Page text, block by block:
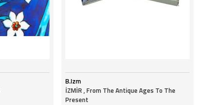
B.Izm
İZMİR , From The Antique Ages To The
Present